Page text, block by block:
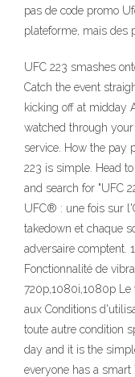
pas de code promo
plateforme, mais des
UFC 223 smashes
Catch the event
kicking off at midday
watched through
service. How the pay
223 is simple. Head
and search for "UFC
UFC® : une fois sur
takedown et chaque
adversaire comptent.
Fonctionnalité de
720p,1080i,1080p Le
aux Conditions
toute autre condition
day and it is the
everyone has a